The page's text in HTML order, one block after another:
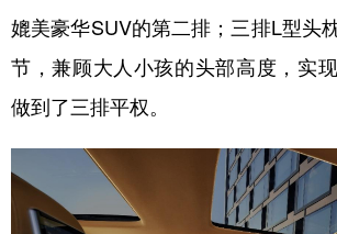
媲美豪华SUV的第二排；三排L型头
节，兼顾大人小孩的头部高度，实
做到了三排平权。